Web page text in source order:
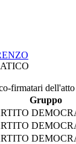
firmatari dell'atto
Gruppo